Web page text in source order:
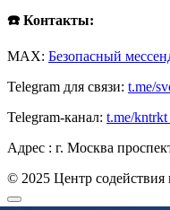
☎️ Контакты:
MAX: Безопасный
Telegram для связи: t.me/
Telegram-канал: t.me/
Адрес : г. Москва
© 2025 Центр